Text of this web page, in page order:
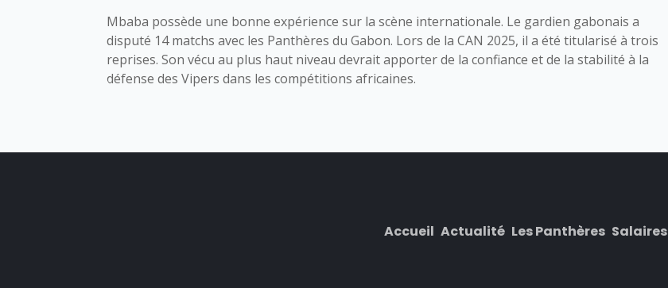
Mbaba possède une bonne expérience sur la scène internationale. Le gardien gabonais a
disputé 14 matchs avec les Panthères du Gabon. Lors de la CAN 2025, il a été titularisé à trois
reprises. Son vécu au plus haut niveau devrait apporter de la confiance et de la stabilité à la
défense des Vipers dans les compétitions africaines.
Accueil Actualité Les Panthères Salaires